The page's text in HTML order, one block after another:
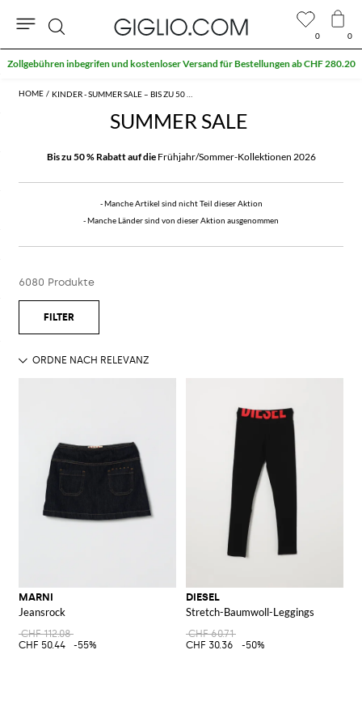
SUMMER SALE
Bis zu 50 % Rabatt auf die Frühjahr/Sommer-Kollektionen 2026
- Manche Artikel sind nicht Teil dieser Aktion
- Manche Länder sind von dieser Aktion ausgenommen
6080 Produkte
MARNI
Jeansrock
CHF 112.08
CHF 50.44
-55%
DIESEL
Stretch-Baumwoll-Leggings
CHF 60.71
CHF 30.36
-50%
0 0
Suche
Extra 10 % auf den Outlet-Bereich